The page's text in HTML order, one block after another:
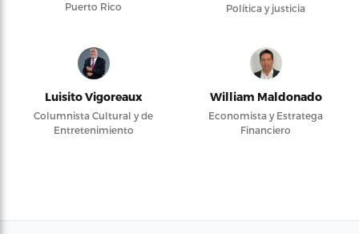
Puerto Rico
Política y justicia
Luisito Vigoreaux
Columnista Cultural y de
Entretenimiento
William Maldonado
Economista y Estratega
Financiero